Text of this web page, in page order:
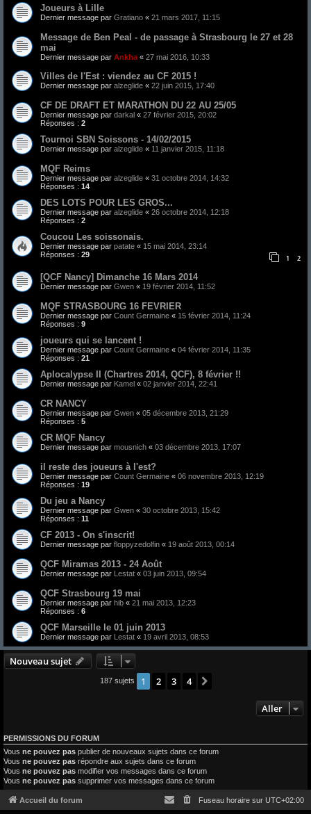
Joueurs à Lille
Dernier message par Gratiano « 21 mars 2017, 11:15
Message de Ben Peal - de passage à Strasbourg le 27 et 28
mai
Dernier message par Ankha « 27 mai 2016, 10:33
Villes de l'Est : viendez au CF 2015 !
Dernier message par alzeglide « 22 juin 2015, 17:40
CF DE DRAFT ET MARATHON DU 22 AU 25/05
Dernier message par darkal « 27 février 2015, 20:02
Réponses : 2
Tournoi SBN Soissons - 14/02/2015
Dernier message par alzeglide « 11 janvier 2015, 11:18
MQF Reims
Dernier message par alzeglide « 31 octobre 2014, 14:32
Réponses : 14
DES LOTS POUR LES GROS...
Dernier message par alzeglide « 26 octobre 2014, 12:18
Réponses : 2
Coucou Les soissonais.
Dernier message par patate « 15 mai 2014, 23:14
Réponses : 29 1 2
[QCF Nancy] Dimanche 16 Mars 2014
Dernier message par Gwen « 19 février 2014, 11:52
MQF STRASBOURG 16 FEVRIER
Dernier message par Count Germaine « 15 février 2014, 11:24
Réponses : 9
joueurs qui se lancent !
Dernier message par Count Germaine « 04 février 2014, 11:35
Réponses : 21
Aplocalypse II (Chartres 2014, QCF), 8 février !!
Dernier message par Kamel « 02 janvier 2014, 22:41
CR NANCY
Dernier message par Gwen « 05 décembre 2013, 21:29
Réponses : 5
CR MQF Nancy
Dernier message par mousnich « 03 décembre 2013, 17:07
il reste des joueurs à l'est?
Dernier message par Count Germaine « 06 novembre 2013, 12:19
Réponses : 19
Du jeu a Nancy
Dernier message par Gwen « 30 octobre 2013, 15:42
Réponses : 11
CF 2013 - On s'inscrit!
Dernier message par floppyzedolfin « 19 août 2013, 00:14
QCF Miramas 2013 - 24 Août
Dernier message par Lestat « 03 juin 2013, 09:54
QCF Strasbourg 19 mai
Dernier message par hib « 21 mai 2013, 12:23
Réponses : 6
QCF Marseille le 01 juin 2013
Dernier message par Lestat « 19 avril 2013, 08:53
Nouveau sujet
187 sujets 1 2 3 4
Aller
PERMISSIONS DU FORUM
Vous ne pouvez pas publier de nouveaux sujets dans ce forum
Vous ne pouvez pas répondre aux sujets dans ce forum
Vous ne pouvez pas modifier vos messages dans ce forum
Vous ne pouvez pas supprimer vos messages dans ce forum
Accueil du forum Fuseau horaire sur UTC+02:00